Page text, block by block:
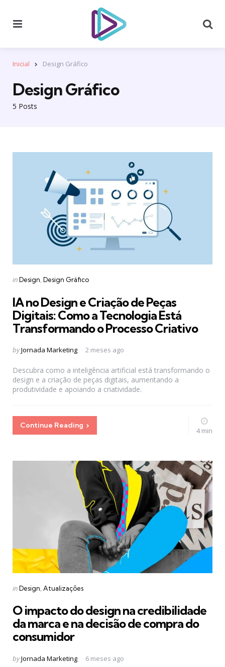
Inicial Design Gráfico
5 Posts
Design Gráfico
Categories
Posted
inDesign Design Gráfico
IA no Design e Criação de Peças
Digitais: Como a Tecnologia Está
Transformando o Processo Criativo
Posted
byJornada Marketing 2 meses ago
Descubra como a inteligência artificial está transformando o
design e a criação de peças digitais, aumentando a
produtividade e apoiando a criatividade.
Continue Reading
4 min
Categories
Posted
inDesign Atualizações
O impacto do design na credibilidade
da marca e na decisão de compra do
consumidor
Posted
byJornada Marketing 6 meses ago